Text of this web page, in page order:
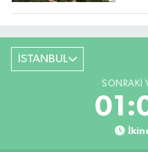
İSTANBUL
SONRAKI